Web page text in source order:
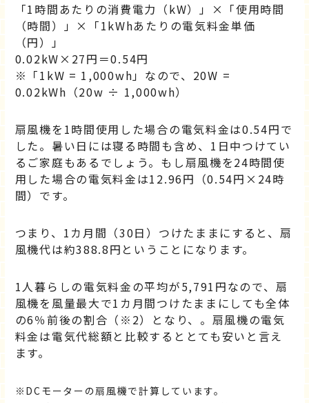
「1時間あたりの消費電力（kW）」×「使用時間
（時間）」×「1kWhあたりの電気料金単価
（円）」
0.02kW×27円＝0.54円
※「1kW = 1,000wh」なので、20W =
0.02kWh（20w ÷ 1,000wh）
扇風機を1時間使用した場合の電気料金は0.54円で
した。暑い日には寝る時間も含め、1日中つけてい
るご家庭もあるでしょう。もし扇風機を24時間使
用した場合の電気料金は12.96円（0.54円×24時
間）です。
つまり、1カ月間（30日）つけたままにすると、扇
風機代は約388.8円ということになります。
1人暮らしの電気料金の平均が5,791円なので、扇
風機を風量最大で1カ月間つけたままにしても全体
の6％前後の割合（※2）となり、。扇風機の電気
料金は電気代総額と比較するととても安いと言え
ます。
DCモーターの扇風機で計算しています。